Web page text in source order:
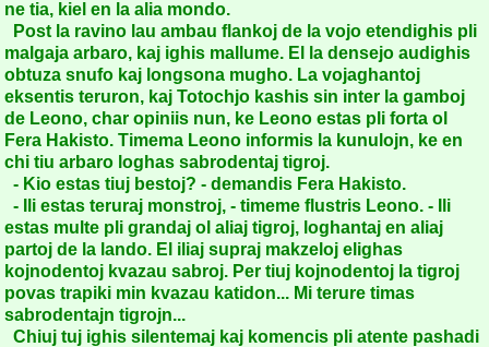
ne tia, kiel en la alia mondo.
Post la ravino lau ambau flankoj de la vojo etendighis pli
malgaja arbaro, kaj ighis mallume. El la densejo audighis
obtuza snufo kaj longsona mugho. La vojaghantoj
eksentis teruron, kaj Totochjo kashis sin inter la gamboj
de Leono, char opiniis nun, ke Leono estas pli forta ol
Fera Hakisto. Timema Leono informis la kunulojn, ke en
chi tiu arbaro loghas sabrodentaj tigroj.
- Kio estas tiuj bestoj? - demandis Fera Hakisto.
- Ili estas teruraj monstroj, - timeme flustris Leono. - Ili
estas multe pli grandaj ol aliaj tigroj, loghantaj en aliaj
partoj de la lando. El iliaj supraj makzeloj elighas
kojnodentoj kvazau sabroj. Per tiuj kojnodentoj la tigroj
povas trapiki min kvazau katidon... Mi terure timas
sabrodentajn tigrojn...
Chiuj tuj ighis silentemaj kaj komencis pli atente pashadi